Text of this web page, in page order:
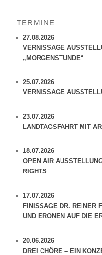
e
n
TERMINE
27.08.2026
VERNISSAGE
„MORGENSTUNDE“
25.07.2026
VERNISSAGE
23.07.2026
LANDTAGSFAHRT MIT
18.07.2026
OPEN AIR
RIGHTS
17.07.2026
FINISSAGE DR. REINER
UND ERONEN AUF DIE
20.06.2026
DREI CHÖRE – EIN